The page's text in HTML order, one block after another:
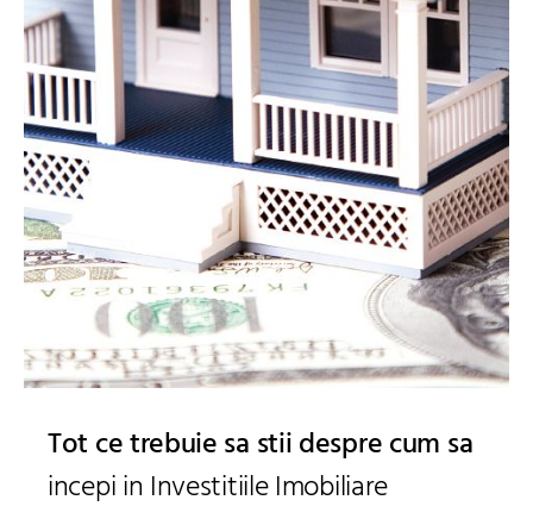
Tot ce trebuie sa stii despre cum sa
incepi in Investitiile Imobiliare